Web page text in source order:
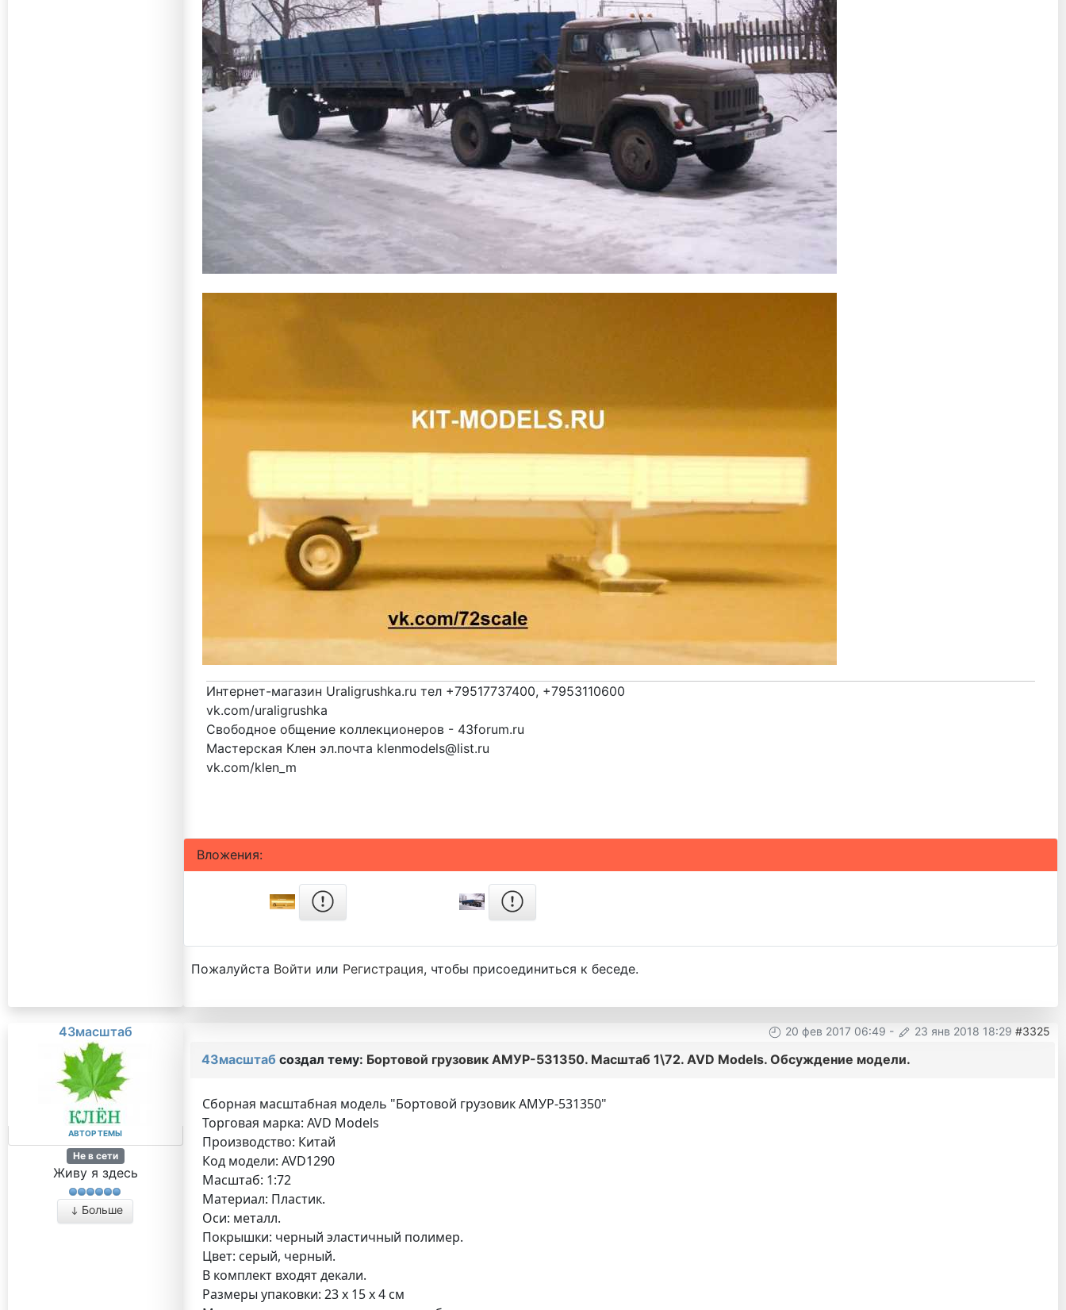
Интернет-магазин Uraligrushka.ru тел +79517737400, +7953110600
vk.com/uraligrushka
Свободное общение коллекционеров - 43forum.ru
Мастерская Клен эл.почта klenmodels@list.ru
vk.com/klen_m
Вложения:
Пожалуйста Войти или Регистрация, чтобы присоединиться к беседе.
43масштаб
АВТОР ТЕМЫ
Не в сети
Живу я здесь
Больше
20 фев 2017 06:49 - 23 янв 2018 18:29 #3325
43масштаб создал тему: Бортовой грузовик АМУР-531350. Масштаб 1\72. AVD Models. Обсуждение модели.
Сборная масштабная модель "Бортовой грузовик АМУР-531350"
Торговая марка: AVD Models
Производство: Китай
Код модели: AVD1290
Масштаб: 1:72
Материал: Пластик.
Оси: металл.
Покрышки: черный эластичный полимер.
Цвет: серый, черный.
В комплект входят декали.
Размеры упаковки: 23 x 15 x 4 см